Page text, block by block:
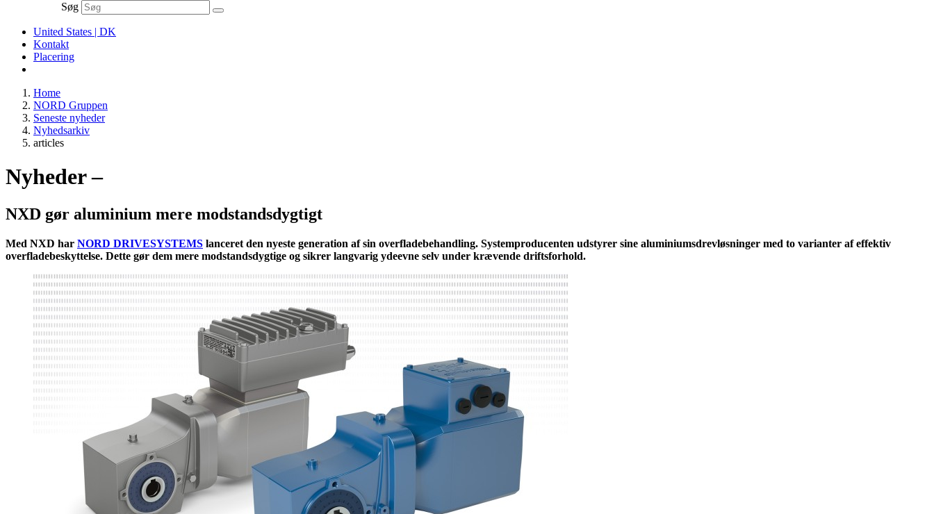
Søg
United States | DK
Kontakt
Placering
Home
NORD Gruppen
Seneste nyheder
Nyhedsarkiv
articles
Nyheder –
NXD gør aluminium mere modstandsdygtigt
Med NXD har NORD DRIVESYSTEMS lanceret den nyeste generation af sin overfladebehandling. Systemproducenten udstyrer sine aluminiumsdrevløsninger med to varianter af effektiv
overfladebeskyttelse. Dette gør dem mere modstandsdygtige og sikrer langvarig ydeevne selv under krævende driftsforhold.